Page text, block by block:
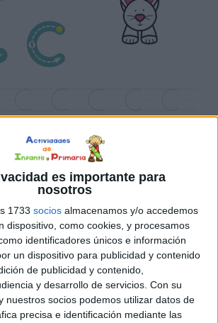
es importante para
nosotros
1733 socios almacenamos y/o accedemos
dispositivo, como cookies, y procesamos
identificadores únicos e información
un dispositivo para publicidad y contenido
de publicidad y contenido,
y desarrollo de servicios. Con su
nuestros socios podemos utilizar datos de
precisa e identificación mediante las